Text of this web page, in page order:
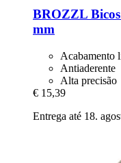
BROZZL
mm
Acabamento
Antiaderente
Alta precisão
€ 15,39
Entrega até 18.